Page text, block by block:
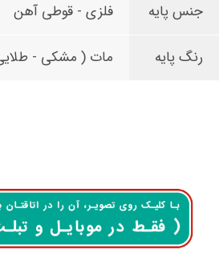
جنس پایه فلزی - قوطی آهن
رنگ پایه مات ( مشکی -